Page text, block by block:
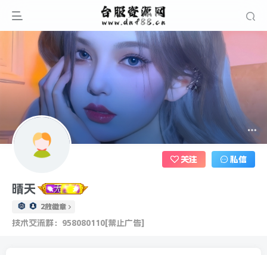
晴天
2枚徽章
技术交流群：958080110[禁止广告]
关注 私信